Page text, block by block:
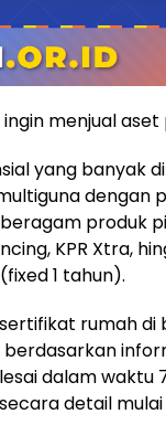
menjual
yang banyak
dengan
produk
KPR Xtra,
1 tahun).
rumah di
dalam waktu
detail